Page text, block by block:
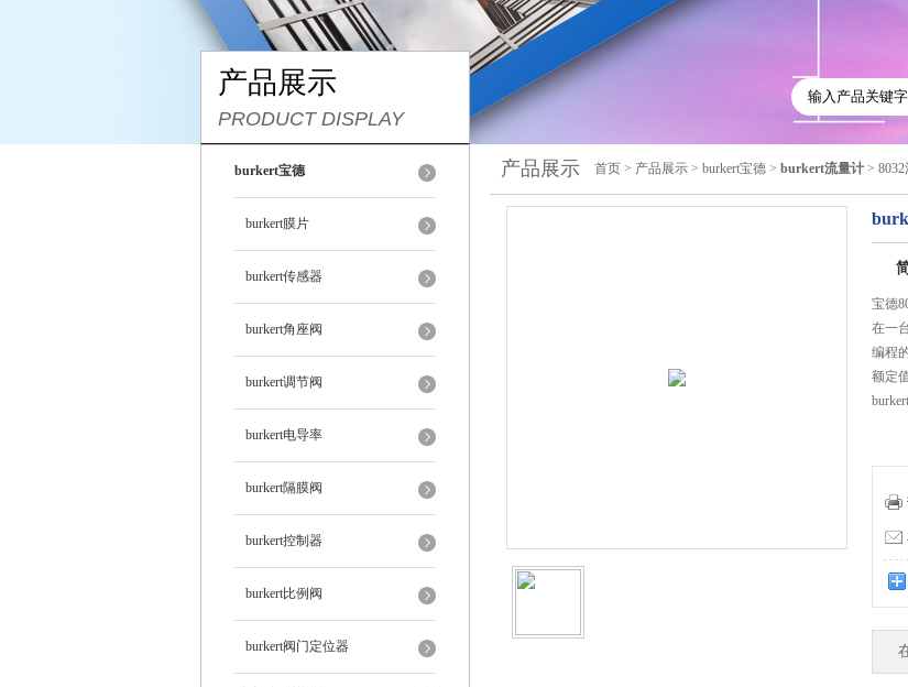
产品展示
PRODUCT DISPLAY
burkert宝德
burkert膜片
burkert传感器
burkert角座阀
burkert调节阀
burkert电导率
burkert隔膜阀
burkert控制器
burkert比例阀
burkert阀门定位器
产品展示 首页 > 产品展示 > burkert宝德 > burkert流量计 >
宝德
在一
编程
额定